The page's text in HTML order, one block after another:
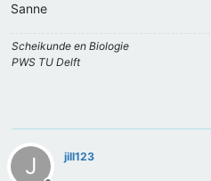
Sanne
Scheikunde en Biologie
PWS TU Delft
J jill123